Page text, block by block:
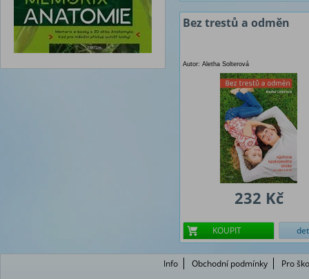
Bez trestů a odměn
Autor: Aletha Solterová
232 Kč
KOUPIT
Info Obchodní podmínky Pro